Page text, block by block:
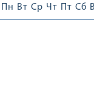
Пн Вт Ср Чт Пт Сб